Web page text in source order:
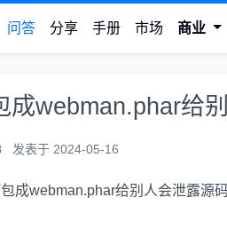
问答 分享 手册 市场 商业
成webman.phar给
发表于 2024-05-16
成webman.phar给别人会泄露源